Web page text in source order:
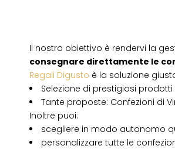
Il nostro obiettivo è rendervi la
consegnare direttamente le
Regali Digusto è la soluzione
Selezione di prestigiosi
Tante proposte: Confezioni di
Inoltre puoi:
scegliere in modo autonomo
personalizzare tutte le